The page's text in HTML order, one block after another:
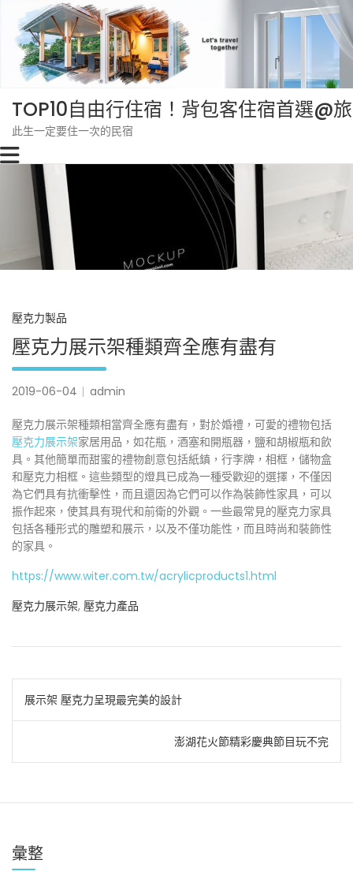
content
TOP10自由行住宿！背包客住宿首選@
此生一定要住一次的民宿
壓克力製品
壓克力展示架種類齊全應有盡有
2019-06-04 admin
壓克力展示架種類相當齊全應有盡有，對於婚禮，可愛的禮物包括
壓克力展示架家居用品，如花瓶，酒塞和開瓶器，鹽和胡椒瓶和飲
具。其他簡單而甜蜜的禮物創意包括紙鎮，行李牌，相框，儲物盒
和壓克力相框。這些類型的燈具已成為一種受歡迎的選擇，不僅因
為它們具有抗衝擊性，而且還因為它們可以作為裝飾性家具，可以
振作起來，使其具有現代和前衛的外觀。一些最常見的壓克力家具
包括各種形式的雕塑和展示，以及不僅功能性，而且時尚和裝飾性
的家具。
https://www.witer.com.tw/acrylicproducts1.html
壓克力展示架, 壓克力產品
文
章
導
覽
展示架 壓克力呈現最完美的設計
澎湖花火節精彩慶典節目玩不完
彙整